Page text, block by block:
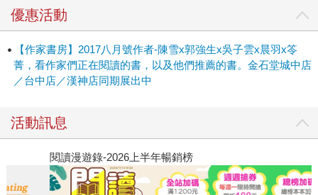
未滿。 跟朋友相比，他總是更加知道你的痛處，很願意隨時
戳戳你；跟戀人相比，他陪伴你更久，更知道你的喜好，共
同分享大大小小好的壞的各種記憶，願意隨時在你身邊而沒
有壓力。 明明在一起那麼合拍，但卻擔心一跨界就打壞了默
契。 只在某次醉後裝傻說：「到35歲那一天，如果我們都還
是你我在愛情裡的樣子。 幾米在1999年出版《向左走．向右
走》之中，讓我們在愛情所帶來的震顫中，知道自己並不寂
寞。無論此刻你仍在盲然地摸索愛情的身影，還是那個被尋
找的人，愛情，總有一天會來…… 而幾米的《忽遠忽近》則
畫出了我們當下這時代，在變動中渴求平穩、充滿選擇卻又
優惠活動
【作家書房】2017八月號作者-陳雪x郭強生x吳子雲x晨羽x笭
菁，看作家們正在閱讀的書，以及他們推薦的書。金石堂城中店
／台中店／漢神店同期展出中
活動訊息
閱讀漫遊錄-2026上半年暢銷榜